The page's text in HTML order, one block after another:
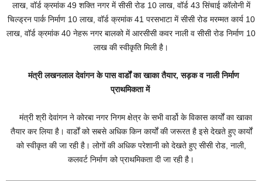
लाख, वॉर्ड क्रमांक 49 शक्ति नगर में सीसी रोड 10 लाख, वॉर्ड 43 सिंचाई कॉलोनी में
चिल्ड्रन पार्क निर्माण 10 लाख, वॉर्ड क्रमांक 41 परसभाटा में सीसी रोड मरम्मत कार्य 10
लाख, वॉर्ड क्रमांक 40 नेहरू नगर बालको में आरसीसी कवर नाली व सीसी रोड निर्माण 10
लाख की स्वीकृति मिली है।
मंत्री लखनलाल देवांगन के पास वार्डों का खाका तैयार, सड़क व नाली निर्माण
प्राथमिकता में
मंत्री श्री देवांगन ने कोरबा नगर निगम क्षेत्र के सभी वार्डो के विकास कार्यों का खाका
तैयार कर लिया है। वार्डों को सबसे अधिक किन कार्यों की जरूरत है इसे देखते हुए कार्यों
को स्वीकृत की जा रही है। लोगों की अधिक परेशानी को देखते हुए सीसी रोड, नाली,
कलवर्ट निर्माण को प्राथमिकता दी जा रही है।